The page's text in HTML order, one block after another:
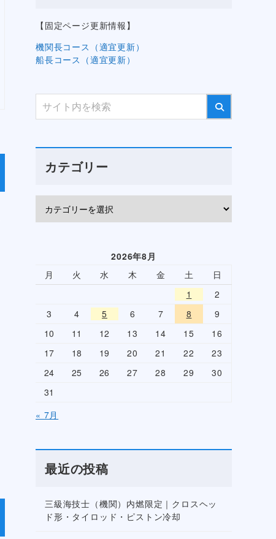
【固定ページ更新情報】
機関長コース（適宜更新）
船長コース（適宜更新）
カテゴリー
2026年8月
月
火 水 木 金 土
日
1
2
3
4 5 6 7 8
9
10
11 12 13 14 15
16
17
18 19 20 21 22
23
24
25 26 27 28 29
30
31
« 7月
最近の投稿
三級海技士（機関）内燃限定｜クロスヘッ
ド形・タイロッド・ピストン冷却